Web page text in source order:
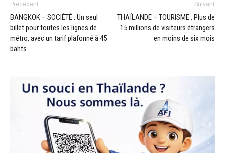
Précédent
BANGKOK – SOCIÉTÉ : Un seul
billet pour toutes les lignes de
métro, avec un tarif plafonné à 45
bahts
Suivant
THAÏLANDE – TOURISME : Plus de
15 millions de visiteurs étrangers
en moins de six mois